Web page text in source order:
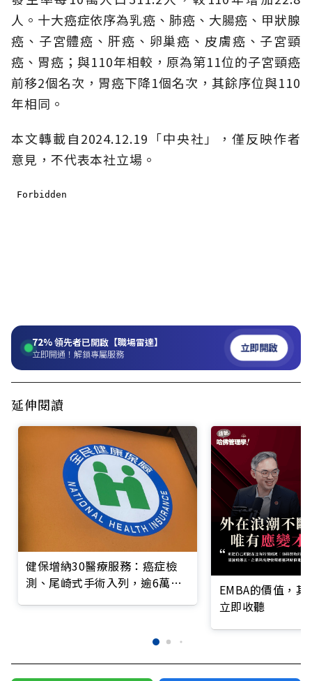
人。十大癌症依序為乳癌、肺癌、大腸癌、甲狀腺
癌、子宮體癌、肝癌、卵巢癌、皮膚癌、子宮頸
癌、胃癌；與110年相較，原為第11位的子宮頸癌
前移2個名次，胃癌下降1個名次，其餘序位與110
年相同。
本文轉載自2024.12.19「中央社」，僅反映作者
意見，不代表本社立場。
72%領先者已開啟【職場雷達】
立即開通！解鎖專屬服務 立即開啟
延伸閱讀
健保增納30醫療服務：癌症檢
測、尾崎式手術入列，逾6萬人
EMBA的價值，
立即收聽